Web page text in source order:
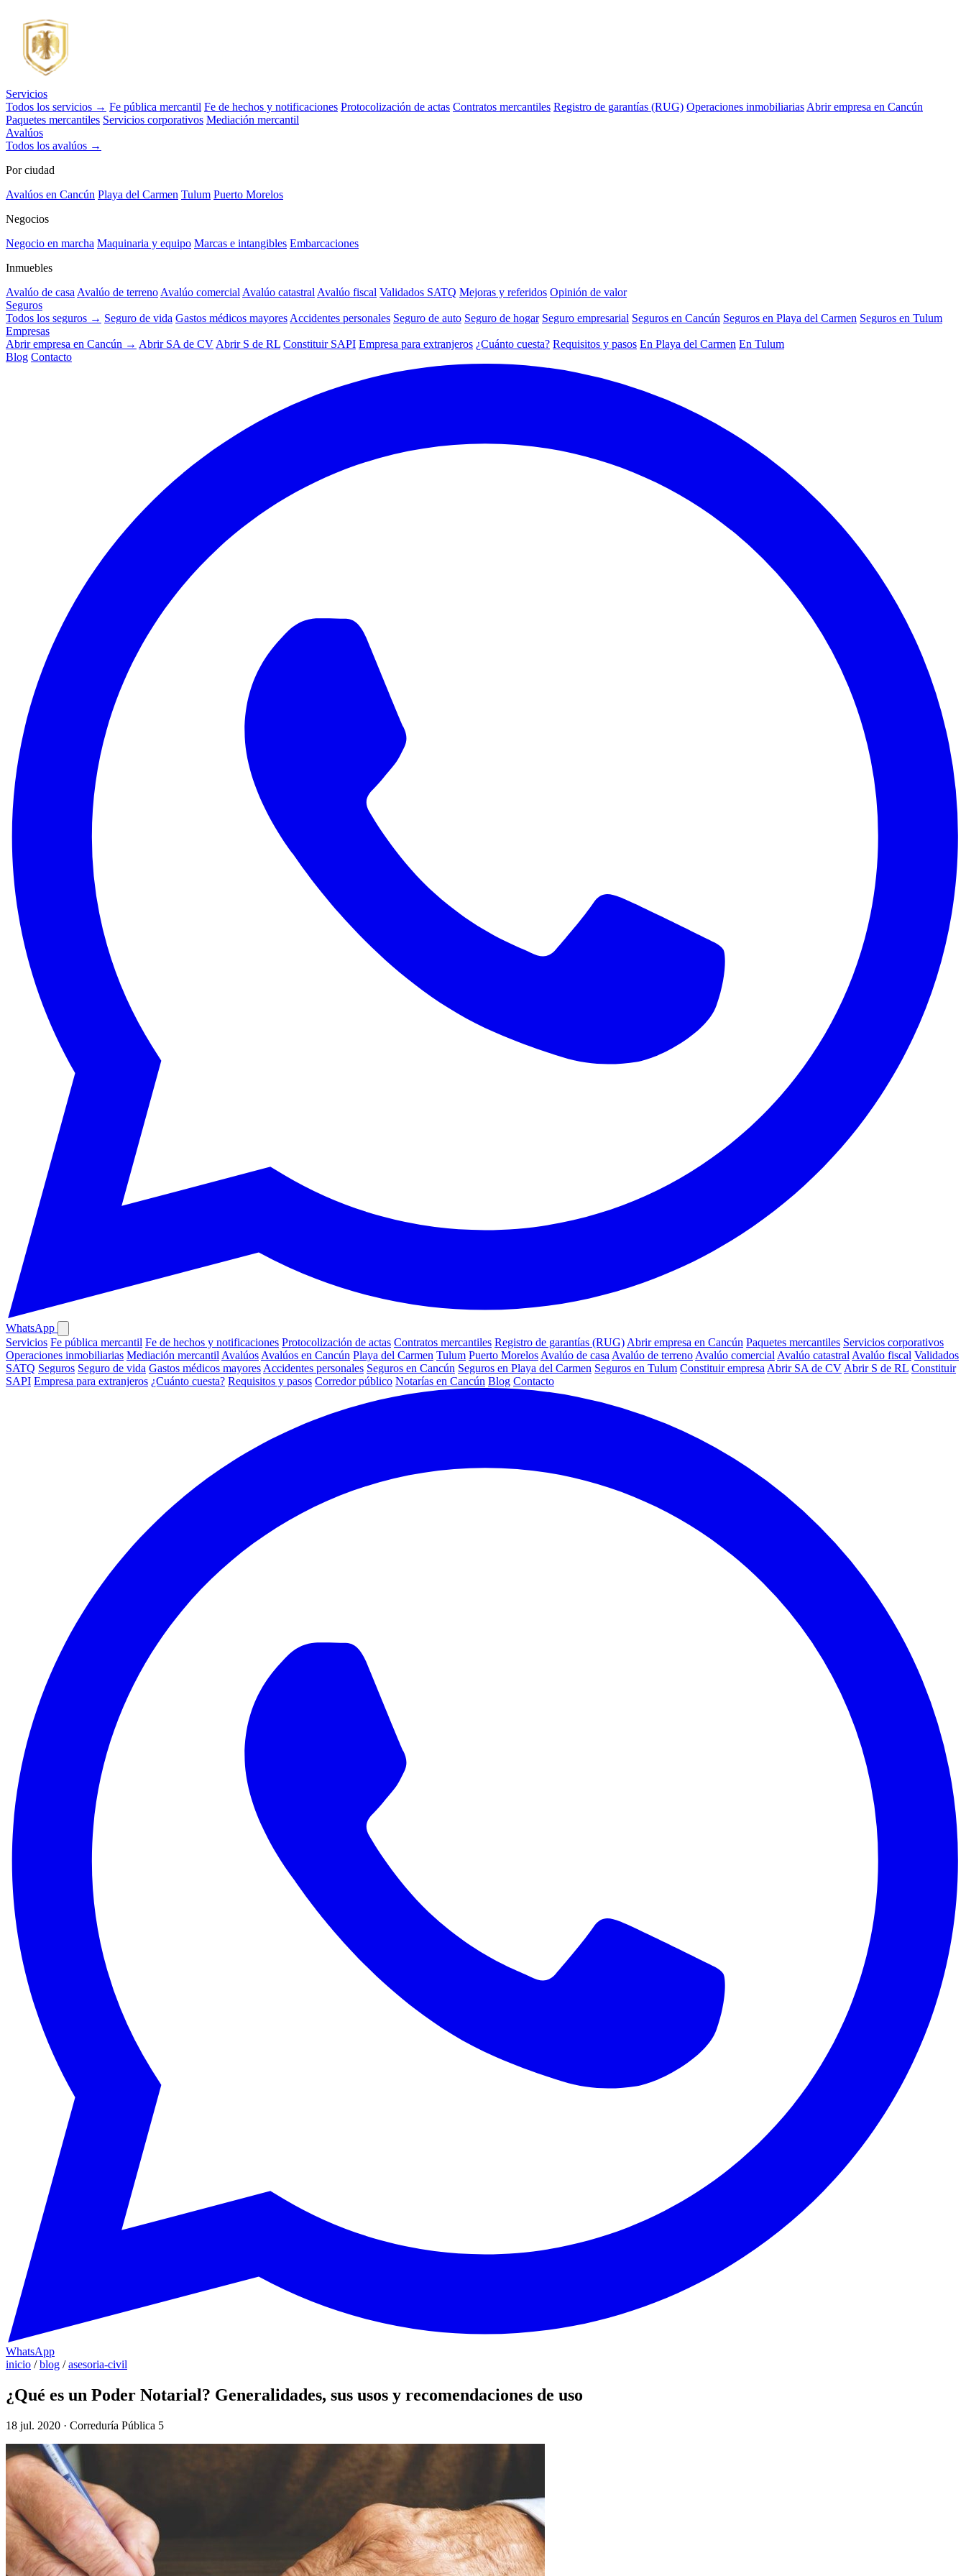
Servicios
Todos los servicios → Fe pública mercantil Fe de hechos y notificaciones Protocolización de actas Contratos mercantiles Registro de garantías (RUG) Operaciones inmobiliarias Abrir empresa en Cancún
Paquetes mercantiles Servicios corporativos Mediación mercantil
Avalúos
Todos los avalúos →
Por ciudad
Avalúos en Cancún Playa del Carmen Tulum Puerto Morelos
Negocios
Negocio en marcha Maquinaria y equipo Marcas e intangibles Embarcaciones
Inmuebles
Avalúo de casa Avalúo de terreno Avalúo comercial Avalúo catastral Avalúo fiscal Validados SATQ Mejoras y referidos Opinión de valor
Seguros
Todos los seguros → Seguro de vida Gastos médicos mayores Accidentes personales Seguro de auto Seguro de hogar Seguro empresarial Seguros en Cancún Seguros en Playa del Carmen Seguros en Tulum
Empresas
Abrir empresa en Cancún → Abrir SA de CV Abrir S de RL Constituir SAPI Empresa para extranjeros ¿Cuánto cuesta? Requisitos y pasos En Playa del Carmen En Tulum
Blog Contacto
WhatsApp
Servicios Fe pública mercantil Fe de hechos y notificaciones Protocolización de actas Contratos mercantiles Registro de garantías (RUG) Abrir empresa en Cancún Paquetes mercantiles Servicios corporativos
Operaciones inmobiliarias Mediación mercantil Avalúos Avalúos en Cancún Playa del Carmen Tulum Puerto Morelos Avalúo de casa Avalúo de terreno Avalúo comercial Avalúo catastral Avalúo fiscal Validados
SATQ Seguros Seguro de vida Gastos médicos mayores Accidentes personales Seguros en Cancún Seguros en Playa del Carmen Seguros en Tulum Constituir empresa Abrir SA de CV Abrir S de RL Constituir
SAPI Empresa para extranjeros ¿Cuánto cuesta? Requisitos y pasos Corredor público Notarías en Cancún Blog Contacto
WhatsApp
inicio / blog / asesoria-civil
¿Qué es un Poder Notarial? Generalidades, sus usos y recomendaciones de uso
18 jul. 2020 · Correduría Pública 5